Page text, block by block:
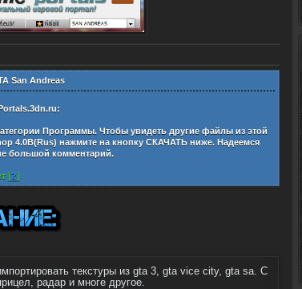
San Andreas
Программы. Чтобы увидеть другие файлы из этой
4.0B(Rus) нажмите на кнопку СКАЧАТЬ ниже. Надеемся
большой комментарий.
[?]
текстуры из gta 3, gta vice city, gta sa. С
радар и многе другое.